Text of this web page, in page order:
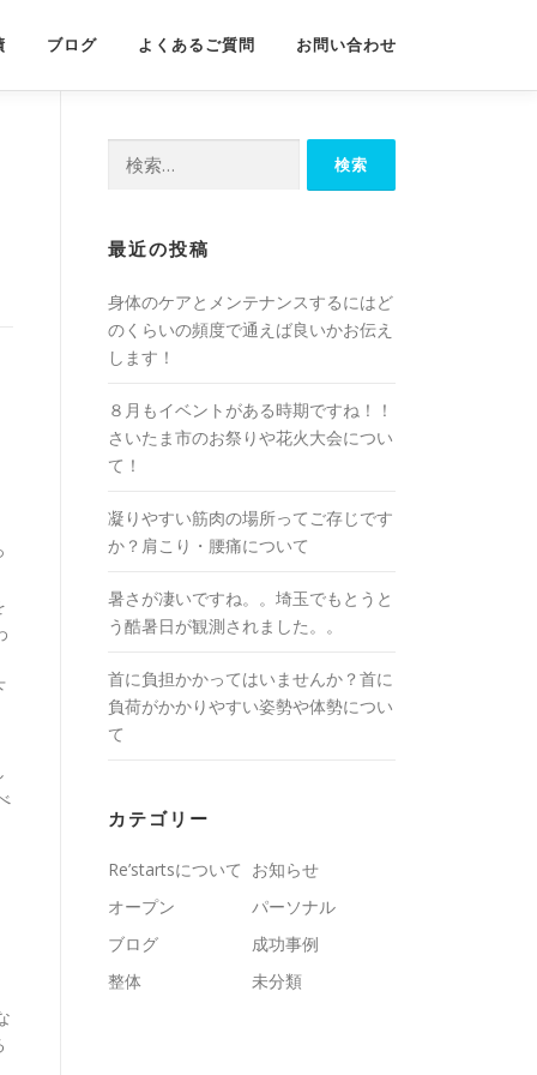
ブログ よくあるご質問 お問い合わせ
最近の投稿
身体のケアとメンテナンスするにはど
のくらいの頻度で通えば良いかお伝え
します！
８月もイベントがある時期ですね！！
さいたま市のお祭りや花火大会につい
て！
凝りやすい筋肉の場所ってご存じです
か？肩こり・腰痛について
暑さが凄いですね。。埼玉でもとうと
う酷暑日が観測されました。。
首に負担かかってはいませんか？首に
負荷がかかりやすい姿勢や体勢につい
て
カテゴリー
Re’startsについて お知らせ
オープン
パーソナル
ブログ
成功事例
整体
未分類